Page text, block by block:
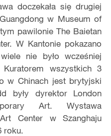
doczekała się drugiej
w Museum of
pawilonie The Baietan
W Kantonie pokazano
nie było wcześniej
wszystkich 3
w Chinach jest brytyjski
były dyrektor London
Art. Wystawa
Center w Szanghaju
roku.